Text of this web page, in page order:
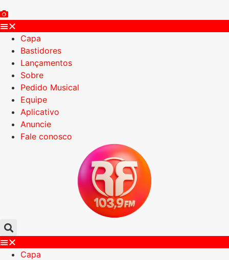
Capa
Bastidores
Lançamentos
Sobre
Pedido Musical
Equipe
Aplicativo
Anuncie
Fale conosco
Capa